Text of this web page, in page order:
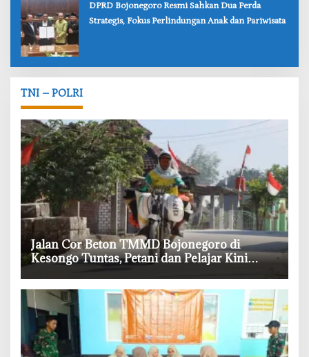
‎DPRD Bojonegoro Resmi Sahkan Dua Perda
Strategis, Fokus Perlindungan Anak dan Pariwisata
TNI – POLRI
‎Jalan Cor Beton TMMD Bojonegoro di
Kesongo Tuntas, Petani dan Pelajar Kini